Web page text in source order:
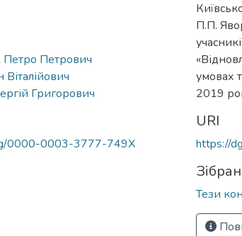
Петро Петрович
Григорович
0000-0003-3777-749X
П.П.
умовах
2019
URI
https://
Тези